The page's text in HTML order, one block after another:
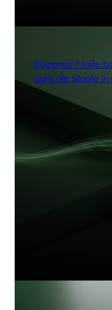
Romania: Noile
agricole situate în